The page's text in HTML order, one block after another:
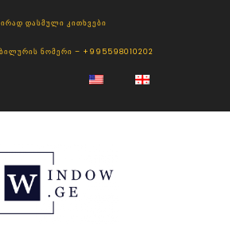
ᲓᲐᲡᲛᲣᲚᲘ ᲙᲘᲗᲮᲕᲔᲑᲘ
ᲜᲝᲛᲔᲠᲘ – +995598010202